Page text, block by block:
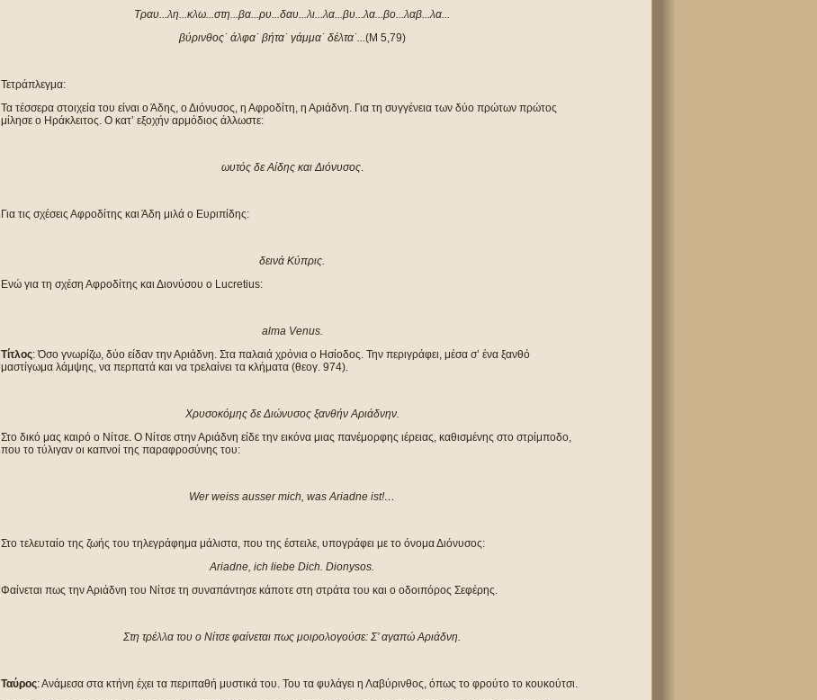
Τραυ...λη...κλω...στη...βα...ρυ...δαυ...λι...λα...βυ...λα...βο...λαβ...λα...
βύρινθος˙ άλφα˙ βήτα˙ γάμμα˙ δέλτα˙...(Μ 5,79)
Τετράπλεγμα:
Τα τέσσερα στοιχεία του είναι ο Άδης, ο Διόνυσος, η Αφροδίτη, η Αριάδνη. Για τη συγγένεια των δύο πρώτων πρώτος
μίλησε ο Ηράκλειτος. Ο κατ’ εξοχήν αρμόδιος άλλωστε:
ωυτός δε Αίδης και Διόνυσος.
Για τις σχέσεις Αφροδίτης και Άδη μιλά ο Ευριπίδης:
δεινά Κύπρις.
Ενώ για τη σχέση Αφροδίτης και Διονύσου ο Lucretius:
alma Venus.
Τίτλος: Όσο γνωρίζω, δύο είδαν την Αριάδνη. Στα παλαιά χρόνια ο Ησίοδος. Την περιγράφει, μέσα σ’ ένα ξανθό
μαστίγωμα λάμψης, να περπατά και να τρελαίνει τα κλήματα (θεογ. 974).
Χρυσοκόμης δε Διώνυσος ξανθήν Αριάδνην.
Στο δικό μας καιρό ο Νίτσε. Ο Νίτσε στην Αριάδνη είδε την εικόνα μιας πανέμορφης ιέρειας, καθισμένης στο στρίμποδο,
που το τύλιγαν οι καπνοί της παραφροσύνης του:
Wer weiss ausser mich, was Ariadne ist!…
Στο τελευταίο της ζωής του τηλεγράφημα μάλιστα, που της έστειλε, υπογράφει με το όνομα Διόνυσος:
Ariadne, ich liebe Dich. Dionysos.
Φαίνεται πως την Αριάδνη του Νίτσε τη συναπάντησε κάποτε στη στράτα του και ο οδοιπόρος Σεφέρης.
Στη τρέλλα του ο Νίτσε φαίνεται πως μοιρολογούσε: Σ’ αγαπώ Αριάδνη.
Ταύρος: Ανάμεσα στα κτήνη έχει τα περιπαθή μυστικά του. Του τα φυλάγει η Λαβύρινθος, όπως το φρούτο το κουκούτσι.